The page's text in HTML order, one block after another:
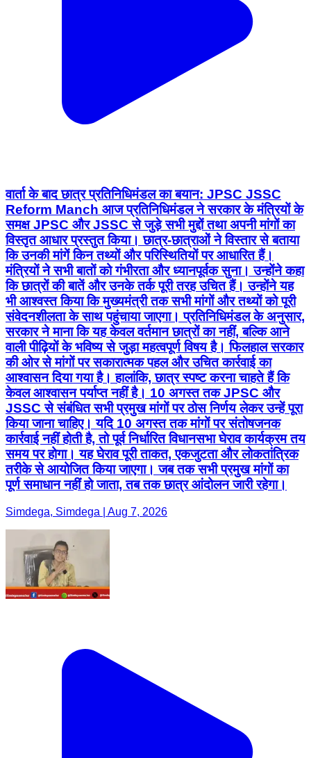
वार्ता के बाद छात्र प्रतिनिधिमंडल का बयान: JPSC JSSC
Reform Manch आज प्रतिनिधिमंडल ने सरकार के मंत्रियों के
समक्ष JPSC और JSSC से जुड़े सभी मुद्दों तथा अपनी मांगों का
विस्तृत आधार प्रस्तुत किया। छात्र-छात्राओं ने विस्तार से बताया
कि उनकी मांगें किन तथ्यों और परिस्थितियों पर आधारित हैं।
मंत्रियों ने सभी बातों को गंभीरता और ध्यानपूर्वक सुना। उन्होंने कहा
कि छात्रों की बातें और उनके तर्क पूरी तरह उचित हैं। उन्होंने यह
भी आश्वस्त किया कि मुख्यमंत्री तक सभी मांगों और तथ्यों को पूरी
संवेदनशीलता के साथ पहुंचाया जाएगा। प्रतिनिधिमंडल के अनुसार,
सरकार ने माना कि यह केवल वर्तमान छात्रों का नहीं, बल्कि आने
वाली पीढ़ियों के भविष्य से जुड़ा महत्वपूर्ण विषय है। फिलहाल सरकार
की ओर से मांगों पर सकारात्मक पहल और उचित कार्रवाई का
आश्वासन दिया गया है। हालांकि, छात्र स्पष्ट करना चाहते हैं कि
केवल आश्वासन पर्याप्त नहीं है। 10 अगस्त तक JPSC और
JSSC से संबंधित सभी प्रमुख मांगों पर ठोस निर्णय लेकर उन्हें पूरा
किया जाना चाहिए। यदि 10 अगस्त तक मांगों पर संतोषजनक
कार्रवाई नहीं होती है, तो पूर्व निर्धारित विधानसभा घेराव कार्यक्रम तय
समय पर होगा। यह घेराव पूरी ताकत, एकजुटता और लोकतांत्रिक
तरीके से आयोजित किया जाएगा। जब तक सभी प्रमुख मांगों का
पूर्ण समाधान नहीं हो जाता, तब तक छात्र आंदोलन जारी रहेगा।
Simdega, Simdega | Aug 7, 2026